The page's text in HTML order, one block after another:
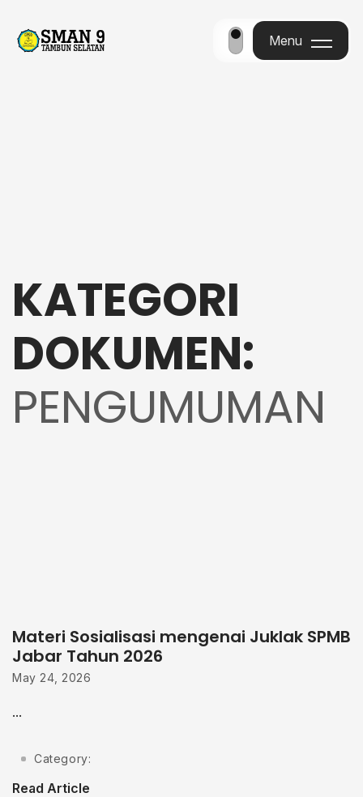
Menu
KATEGORI
DOKUMEN:
PENGUMUMAN
Materi Sosialisasi mengenai Juklak SPMB
Jabar Tahun 2026
May 24, 2026
...
Category:
Read Article